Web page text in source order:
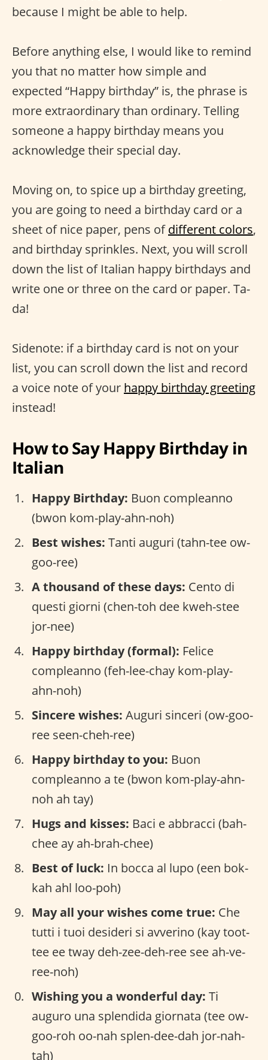
because I might be able to help.
Before anything else, I would like to remind
you that no matter how simple and
expected “Happy birthday” is, the phrase is
more extraordinary than ordinary. Telling
someone a happy birthday means you
acknowledge their special day.
Moving on, to spice up a birthday greeting,
you are going to need a birthday card or a
sheet of nice paper, pens ofdifferent colors,
and birthday sprinkles. Next, you will scroll
down the list of Italian happy birthdays and
write one or three on the card or paper. Ta-
da!
Sidenote: if a birthday card is not on your
list, you can scroll down the list and record
a voice note of your happy birthday greeting
instead!
How to Say Happy Birthday in
Italian
Happy Birthday: Buon compleanno
(bwon kom-play-ahn-noh)
Best wishes: Tanti auguri (tahn-tee ow-
goo-ree)
A thousand of these days: Cento di
questi giorni (chen-toh dee kweh-stee
jor-nee)
Happy birthday (formal): Felice
compleanno (feh-lee-chay kom-play-
ahn-noh)
Sincere wishes: Auguri sinceri (ow-goo-
ree seen-cheh-ree)
Happy birthday to you: Buon
compleanno a te (bwon kom-play-ahn-
noh ah tay)
Hugs and kisses: Baci e abbracci (bah-
chee ay ah-brah-chee)
Best of luck: In bocca al lupo (een bok-
kah ahl loo-poh)
May all your wishes come true: Che
tutti i tuoi desideri si avverino (kay toot-
tee ee tway deh-zee-deh-ree see ah-ve-
ree-noh)
Wishing you a wonderful day: Ti
auguro una splendida giornata (tee ow-
goo-roh oo-nah splen-dee-dah jor-nah-
tah)